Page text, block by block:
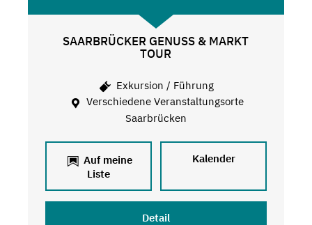
SAARBRÜCKER GENUSS & MARKT
TOUR
Exkursion / Führung
Verschiedene Veranstaltungsorte
Saarbrücken
Auf meine
Liste
Kalender
Detail